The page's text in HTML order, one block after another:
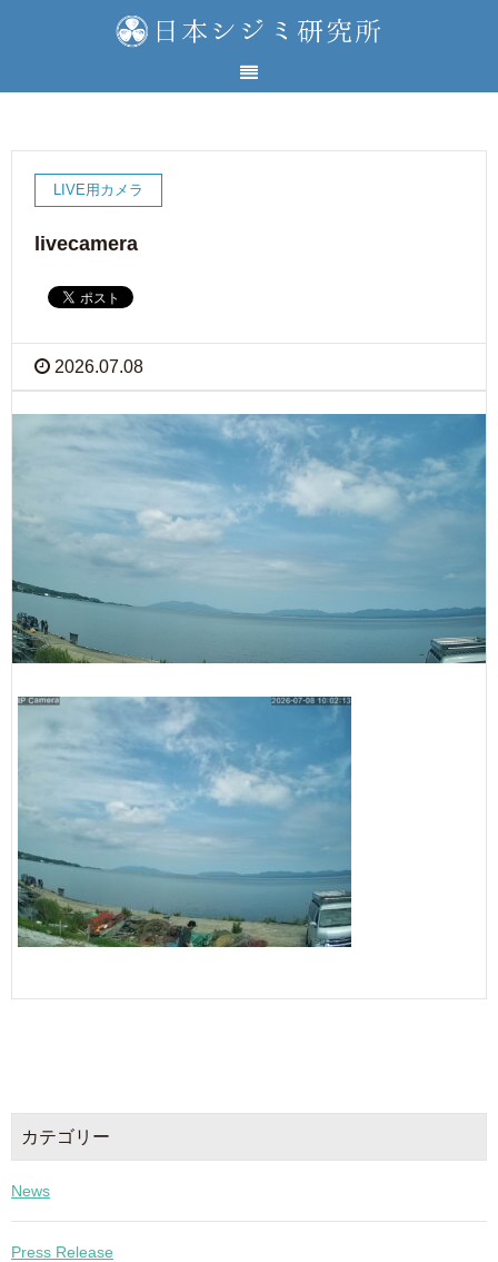
LIVE用カメラ
livecamera
2026.07.08
カテゴリー
News
Press Release